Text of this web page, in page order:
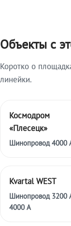
Объекты с
Коротко о
линейки.
Космодром
«Плесецк»
Шинопровод 4000
Kvartal WEST
Шинопровод 3200
4000 А